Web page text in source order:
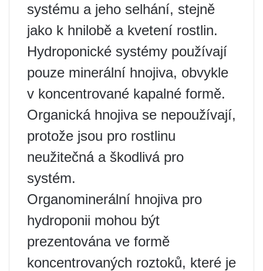
systému a jeho selhání, stejně
jako k hnilobě a kvetení rostlin.
Hydroponické systémy používají
pouze minerální hnojiva, obvykle
v koncentrované kapalné formě.
Organická hnojiva se nepoužívají,
protože jsou pro rostlinu
neužitečná a škodlivá pro
systém.
Organominerální hnojiva pro
hydroponii mohou být
prezentována ve formě
koncentrovaných roztoků, které je